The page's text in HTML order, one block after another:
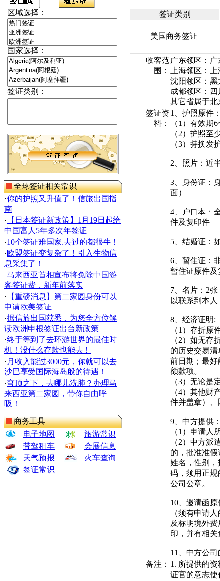
区域选择：
国家选择：
签证类别：
全球签证相关常识
·你的护照又升值了！信旅出国指
南
· 【日本签证新政策】1月19日起给
中国富人5年多次年签证
·10个签证难国家,去过的都很牛！
·欧盟签证变复杂了！引入生物信
息采集了！
·马来西亚首相宣布将免除中国游
客签证费，新年前落实
· 【重磅消息】第二家园身份可以
申请欧美签证
·据信旅出国获悉，为您全方位解
读欧洲申根签证出台新政策
·终于等到了去环游世界的最佳时
机！没什么存款也能去！
· 月收入能过3000元，你就可以去
沙巴享受国际海岛般的待遇！
·穹顶之下，去哪儿洗肺？办理马
来西亚第二家园，带你自由呼
吸！
商务工具
电子地图
旅游常识
带驾租车
会展信息
天气预报
火车查询
签证常识
签证类别
美国商务签证
收客范
围：
广东领区：
上海领区：
沈阳领区：黑
成都领区：
其它省属于北
签证资
料：
1、护照原件
（1）有效期
（2）护照至
（3）持换发
2、照片：近
3、身份证：
面）
4、户口本：
件及复印件
5、结婚证：
6、暂住证：
暂住证原件及
7、名片：2
以联系到本人
8、经济证明:
（1）存折原
（2）如无存
的历史交易
前日期；最好
额款项。
（3）无论是
（4）其他财
件并盖章）、
9、中方提供
（1）申请人
（2）中方派
的，批准准
姓名，性别，
码，须用正规
公司公章。
10、邀请函
（须有申请
及标明境外
印，并有相
11、中方公
备注： 1. 所提供的
证官的意志使